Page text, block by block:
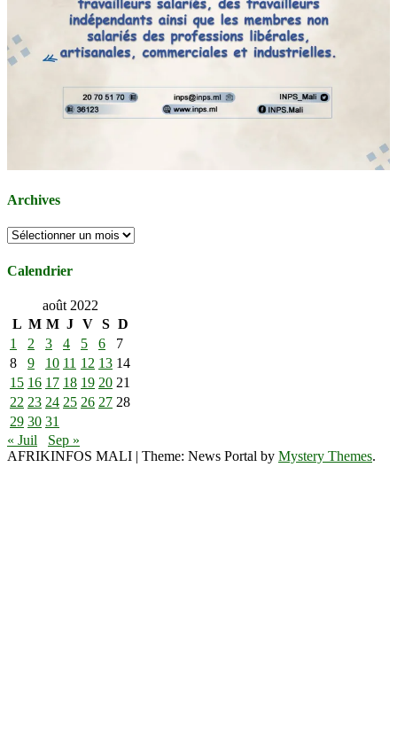
Archives
Archives
Calendrier
août 2022
L M M J V S D
1
2 3 4 5 6
7
8
9 10 11 12 13 14
15 16 17 18 19 20 21
22 23 24 25 26 27 28
29 30 31
« Juil
Sep »
AFRIKINFOS MALI | Theme: News Portal by Mystery Themes.